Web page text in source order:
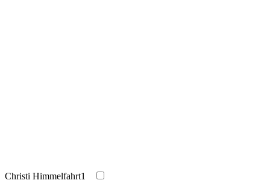
Christi Himmelfahrt1